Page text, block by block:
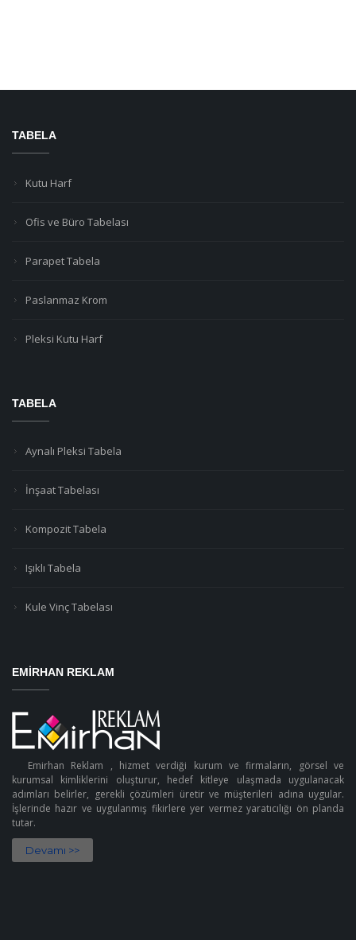
TABELA
Kutu Harf
Ofis ve Büro Tabelası
Parapet Tabela
Paslanmaz Krom
Pleksi Kutu Harf
TABELA
Aynalı Pleksi Tabela
İnşaat Tabelası
Kompozit Tabela
Işıklı Tabela
Kule Vinç Tabelası
EMIRHAN REKLAM
Emirhan Reklam , hizmet verdiği kurum ve firmaların, görsel ve
kurumsal kimliklerini oluşturur, hedef kitleye ulaşmada uygulanacak
adımları belirler, gerekli çözümleri üretir ve müşterileri adına uygular.
İşlerinde hazır ve uygulanmış fikirlere yer vermez yaratıcılığı ön planda
tutar.
Devamı >>